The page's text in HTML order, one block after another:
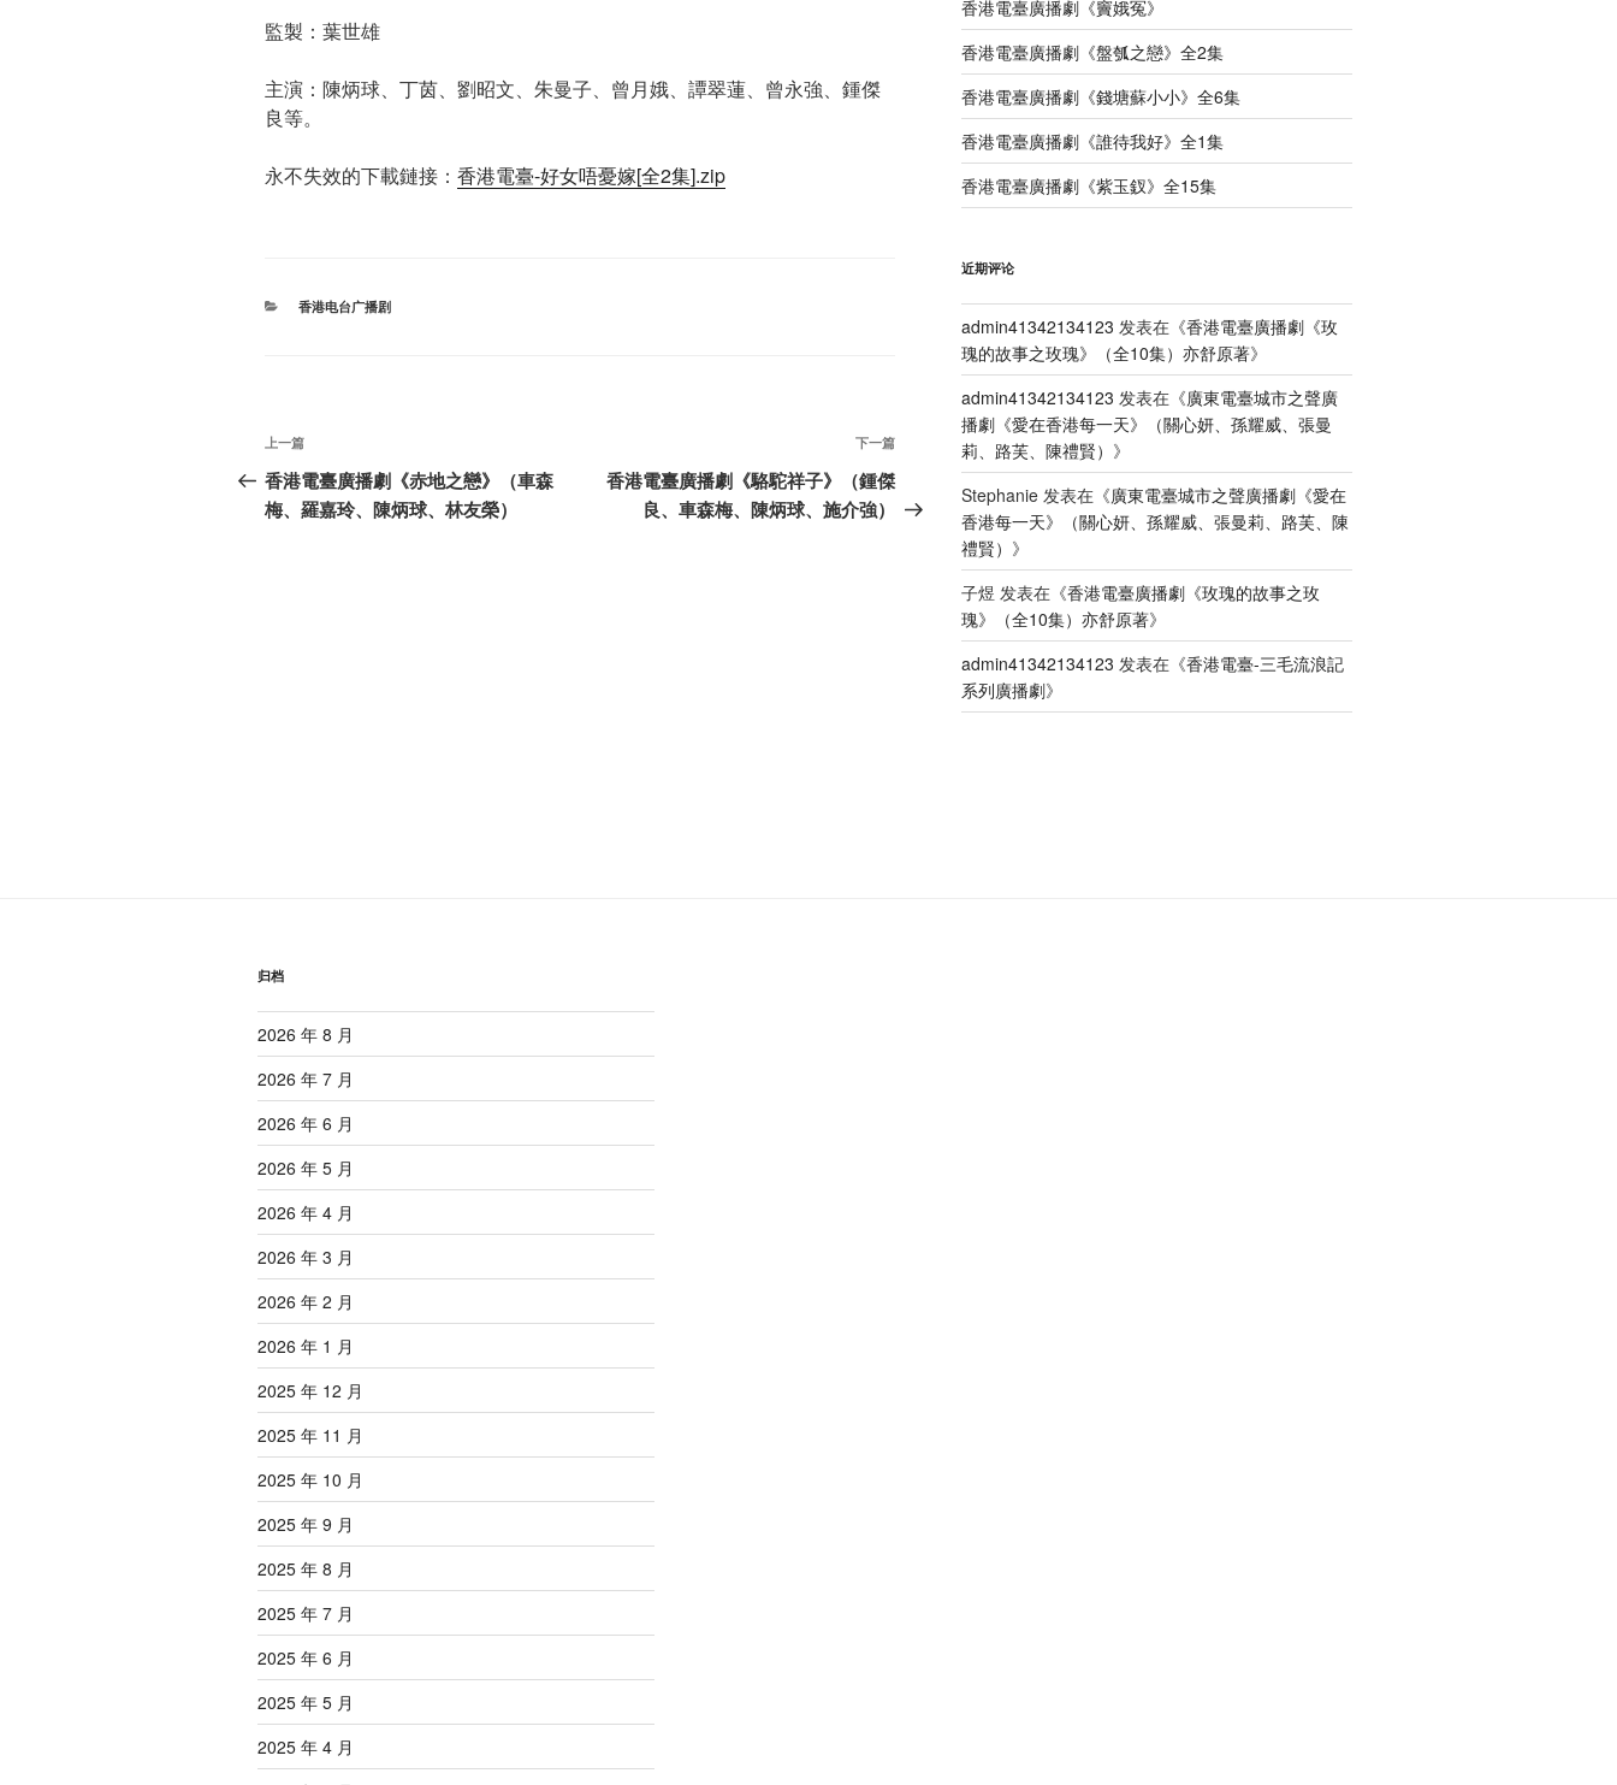
監製：葉世雄
主演：陳炳球、丁茵、劉昭文、朱曼子、曾月娥、譚翠蓮、曾永強、鍾傑
良等。
永不失效的下載鏈接： 香港電臺-好女唔憂嫁[全2集].zip
分
香港电台广播剧
文
章
导
上
一
篇
上一篇
香港電臺廣播劇《赤地之戀》（車森
梅、羅嘉玲、陳炳球、林友榮）
下
一
篇
下一篇
香港電臺廣播劇《駱駝祥子》（鍾傑
良、車森梅、陳炳球、施介強）
香港電臺廣播劇《竇娥冤》
香港電臺廣播劇《盤瓠之戀》全2集
香港電臺廣播劇《錢塘蘇小小》全6集
香港電臺廣播劇《誰待我好》全1集
香港電臺廣播劇《紫玉釵》全15集
近期评论
admin41342134123 发表在《香港電臺廣播劇《玫
瑰的故事之玫瑰》（全10集）亦舒原著》
admin41342134123 发表在《廣東電臺城市之聲廣
播劇《愛在香港每一天》（關心妍、孫耀威、張曼
莉、路芙、陳禮賢） 》
Stephanie发表在《廣東電臺城市之聲廣播劇《愛在
香港每一天》（關心妍、孫耀威、張曼莉、路芙、陳
禮賢） 》
子煜 发表在《香港電臺廣播劇《玫瑰的故事之玫
瑰》（全10集）亦舒原著》
admin41342134123 发表在《香港電臺-三毛流浪記
系列廣播劇》
归档
2026 年 8 月
2026 年 7 月
2026 年 6 月
2026 年 5 月
2026 年 4 月
2026 年 3 月
2026 年 2 月
2026 年 1 月
2025 年 12 月
2025 年 11 月
2025 年 10 月
2025 年 9 月
2025 年 8 月
2025 年 7 月
2025 年 6 月
2025 年 5 月
2025 年 4 月